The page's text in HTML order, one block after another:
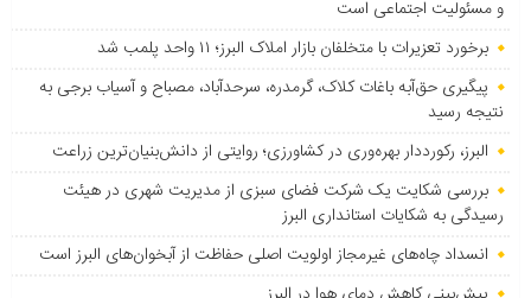
و مسئولیت اجتماعی است
برخورد تعزیرات با متخلفان بازار املاک البرز؛ ۱۱ واحد پلمب شد
پیگیری حق‌آبه باغات کلاک، گرمدره، سرحدآباد، مصباح و آسیاب برجی به
نتیجه رسید
البرز، رکورددار بهره‌وری در کشاورزی؛ روایتی از دانش‌بنیان‌ترین زراعت
بررسی شکایت یک شرکت فضای سبزی از مدیریت شهری در هیئت
رسیدگی به شکایات استانداری البرز
انسداد چاه‌های غیرمجاز اولویت اصلی حفاظت از آبخوان‌های البرز است